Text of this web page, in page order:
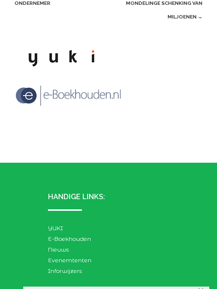
navigation
ONDERNEMER MONDELINGE SCHENKING VAN
MILJOENEN →
HANDIGE LINKS:
YUKI
E-Boekhouden
Nieuws
Evenemtenten
Inforwijzers